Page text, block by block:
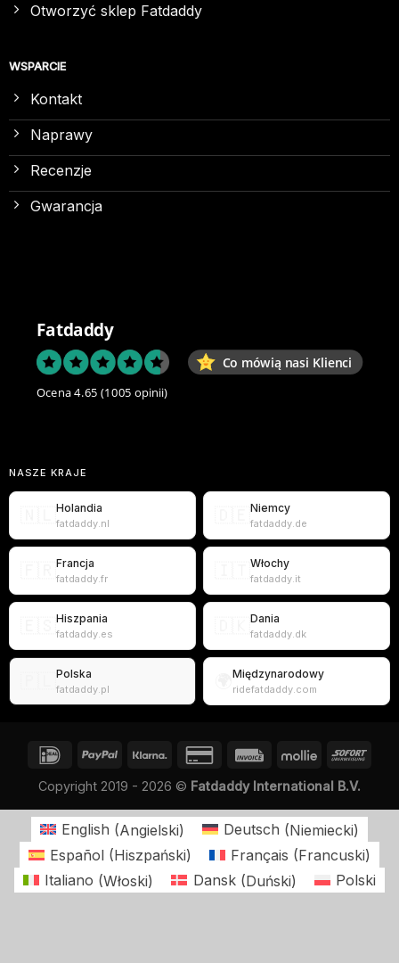
Otworzyć sklep Fatdaddy
WSPARCIE
Kontakt
Naprawy
Recenzje
Gwarancja
Fatdaddy
Co mówią nasi Klienci
Ocena 4.65 (1005 opinii)
NASZE KRAJE
Holandia
fatdaddy.nl
Niemcy
fatdaddy.de
Francja
fatdaddy.fr
Włochy
fatdaddy.it
Hiszpania
fatdaddy.es
Dania
fatdaddy.dk
Polska
fatdaddy.pl
Międzynarodowy
ridefatdaddy.com
Copyright 2019 - 2026 © Fatdaddy International B.V.
English (Angielski) Deutsch (Niemiecki)
Español (Hiszpański) Français (Francuski)
Italiano (Włoski) Dansk(Duński) Polski